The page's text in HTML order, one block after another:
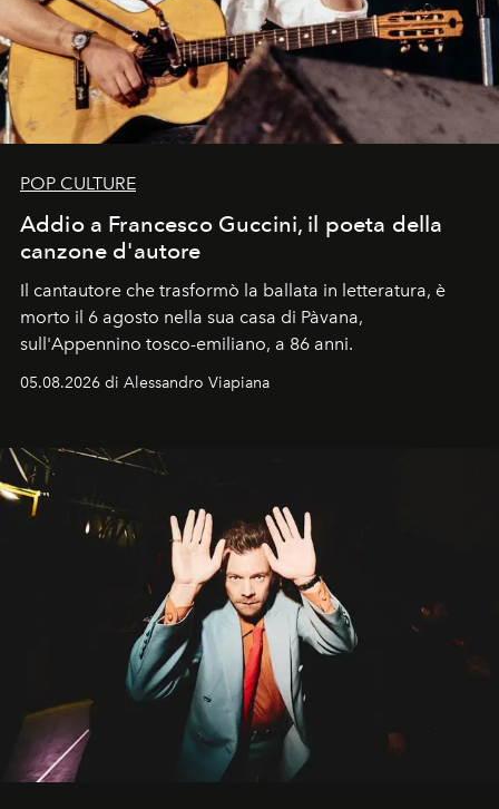
POP CULTURE
Addio a Francesco Guccini, il poeta della
canzone d'autore
Il cantautore che trasformò la ballata in letteratura, è
morto il 6 agosto nella sua casa di Pàvana,
sull'Appennino tosco-emiliano, a 86 anni.
05.08.2026 di Alessandro Viapiana